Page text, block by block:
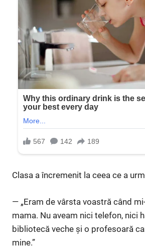
Clasa a încremenit la ceea ce a
— „Eram de vârsta voastră când
mama. Nu aveam nici telefon, nici
bibliotecă veche și o profesoară
mine.”